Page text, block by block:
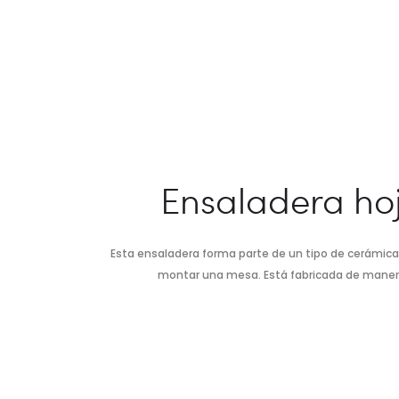
Ensaladera
Esta ensaladera forma parte de un tipo de
montar una mesa. Está fabricada de